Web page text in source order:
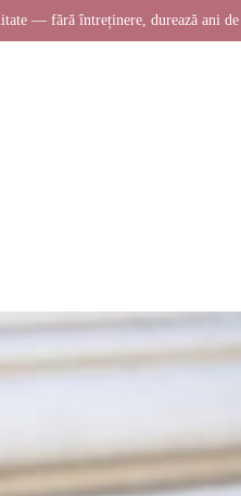
— fără întreținere, durează ani